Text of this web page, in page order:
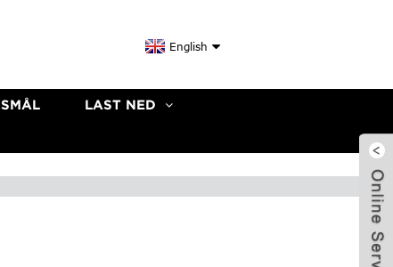
English
LAST NED